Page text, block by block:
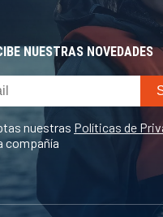
NUESTRAS NOVEDADES
nuestras Políticas de
compañía